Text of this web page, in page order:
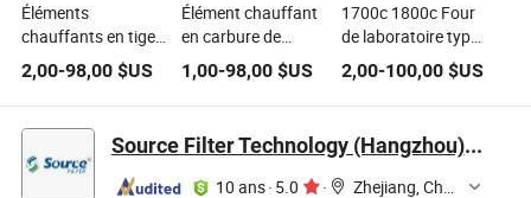
Éléments
chauffants en tige
de silicone pour
four électrique
industriel
2,00-98,00 $US
Élément chauffant
en carbure de
silicium pour four
électrique industriel
1,00-98,00$US
1700c 1800c Four
de laboratoire type
U électrique Mosi2
Éléments
chauffants
2,00-100,00$US
Source Filter Technology (Hangzhou) Co., Ltd
10 ans· 5.0 ·
Zhejiang, China